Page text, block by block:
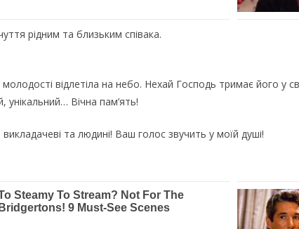
рідним та близьким співака.
відлетіла на небо. Нехай Господь тримає його у
унікальний… Вічна пам’ять!
та людині! Ваш голос звучить у моїй душі!